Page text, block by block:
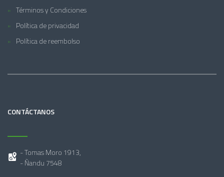
Términos y Condiciones
Política de privacidad
Política de reembolso
CONTÁCTANOS
- Tomas Moro 1913,
- Ñandu 7548